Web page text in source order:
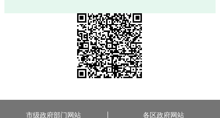
20260728-丰台新闻
20260724-丰台新闻
市级政府部门网站 各区政府网站